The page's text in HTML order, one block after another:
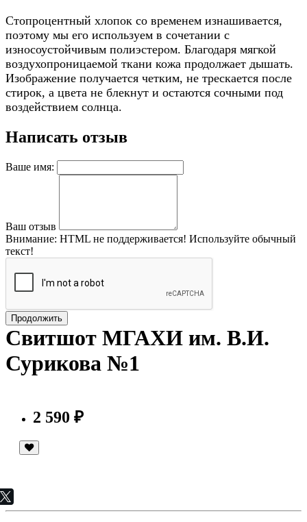
Стопроцентный хлопок со временем изнашивается,
поэтому мы его используем в сочетании с
износоустойчивым полиэстером. Благодаря мягкой
воздухопроницаемой ткани кожа продолжает дышать.
Изображение получается четким, не трескается после
стирок, а цвета не блекнут и остаются сочными под
воздействием солнца.
Написать отзыв
Ваше имя:
Ваш отзыв
Внимание: HTML не поддерживается! Используйте обычный
текст!
Продолжить
Свитшот МГАХИ им. В.И.
Сурикова №1
2 590 ₽